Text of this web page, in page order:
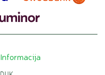
Informacija